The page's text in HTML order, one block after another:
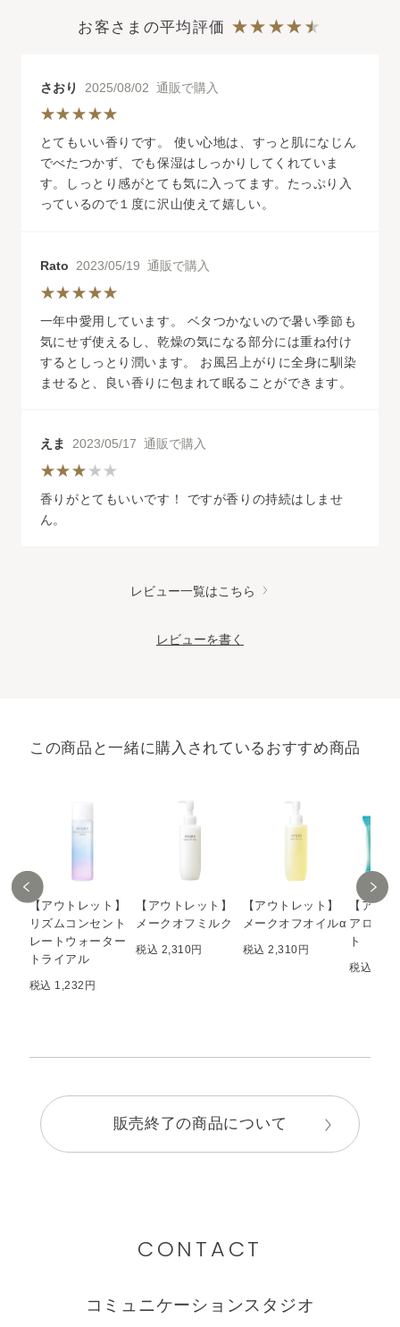
お客さまの平均評価
さおり 2025/08/02 通販で購入
とてもいい香りです。 使い心地は、すっと肌になじん
でべたつかず、でも保湿はしっかりしてくれていま
す。しっとり感がとても気に入ってます。たっぷり入
っているので１度に沢山使えて嬉しい。
Rato 2023/05/19 通販で購入
一年中愛用しています。 ベタつかないので暑い季節も
気にせず使えるし、乾燥の気になる部分には重ね付け
するとしっとり潤います。 お風呂上がりに全身に馴染
ませると、良い香りに包まれて眠ることができます。
えま 2023/05/17 通販で購入
香りがとてもいいです！ ですが香りの持続はしませ
ん。
レビュー一覧はこちら
レビューを書く
この商品と一緒に購入されているおすすめ商品
【アウトレット】
リズムコンセント
レートウォーター
トライアル
税込 1,232円
【アウトレット】
メークオフミルク
税込 2,310円
【アウトレット】
メークオフオイルα
税込 2,310円
【アウ
アロマ
ト
税込 577
販売終了の商品について
CONTACT
コミュニケーションスタジオ